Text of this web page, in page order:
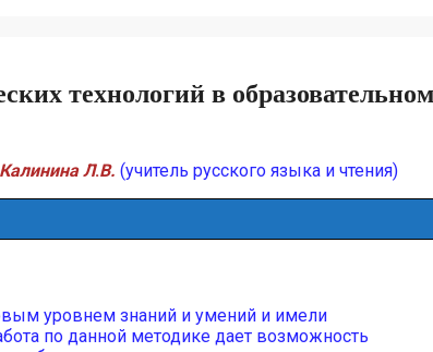
технологий в образовательном
Калинина Л.В. (учитель русского языка и чтения)
уровнем знаний и умений и имели
по данной методике дает возможность